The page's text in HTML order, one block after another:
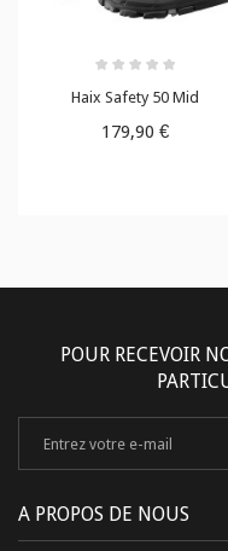
Haix Safety 50 Mid
179,90 €
POUR RECEVOIR
A PROPOS DE NOUS